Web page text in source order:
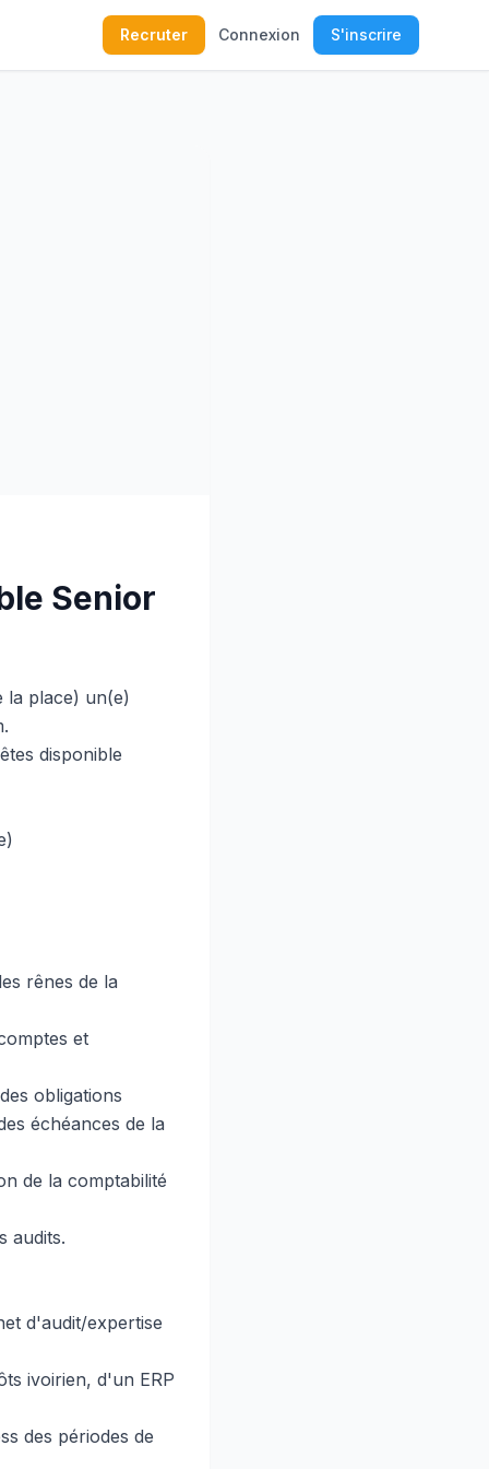
Recruter Connexion S'inscrire
Senior
place) un(e)
disponible
rênes de la
et
obligations
échéances de la
de la comptabilité
audits.
d'audit/expertise
ivoirien, d'un ERP
des périodes de